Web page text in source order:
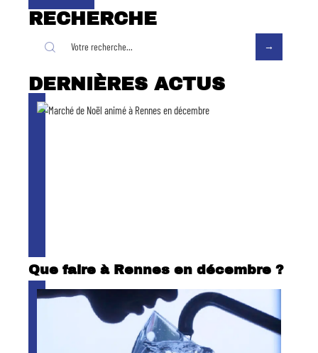
RECHERCHE
DERNIÈRES ACTUS
Que faire à Rennes en décembre ?